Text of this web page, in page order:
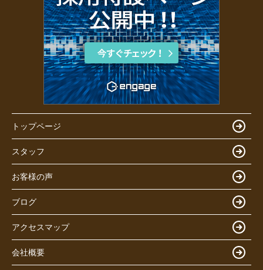
トップページ
スタッフ
お客様の声
ブログ
アクセスマップ
会社概要